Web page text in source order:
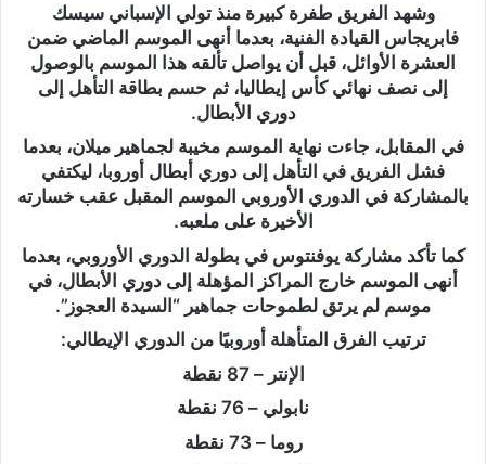
وشهد الفريق طفرة كبيرة منذ تولي الإسباني سيسك
فابريجاس القيادة الفنية، بعدما أنهى الموسم الماضي ضمن
العشرة الأوائل، قبل أن يواصل تألقه هذا الموسم بالوصول
إلى نصف نهائي كأس إيطاليا، ثم حسم بطاقة التأهل إلى
دوري الأبطال.
في المقابل، جاءت نهاية الموسم مخيبة لجماهير ميلان، بعدما
فشل الفريق في التأهل إلى دوري أبطال أوروبا، ليكتفي
بالمشاركة في الدوري الأوروبي الموسم المقبل عقب خسارته
الأخيرة على ملعبه.
كما تأكد مشاركة يوفنتوس في بطولة الدوري الأوروبي، بعدما
أنهى الموسم خارج المراكز المؤهلة إلى دوري الأبطال، في
موسم لم يرتق لطموحات جماهير “السيدة العجوز”.
ترتيب الفرق المتأهلة أوروبيًا من الدوري الإيطالي:
الإنتر – 87 نقطة
نابولي – 76 نقطة
روما – 73 نقطة